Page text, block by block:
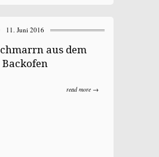
11. Juni 2016
aus dem
Backofen
read more →